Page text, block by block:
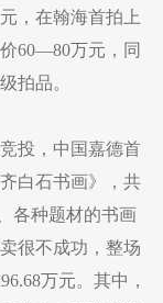
，在翰海首拍上
60—80万元，同
拍品。
投，中国嘉德首
白石书画》，共
各种题材的书画
很不成功，整场
万元。其中，